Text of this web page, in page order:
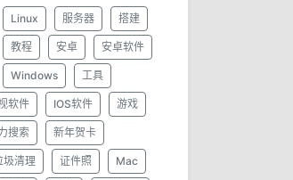
Linux 服务器 搭建
教程 安卓 安卓软件
Windows 工具
软件 IOS软件 游戏
搜索 新年贺卡
圾清理 证件照 Mac